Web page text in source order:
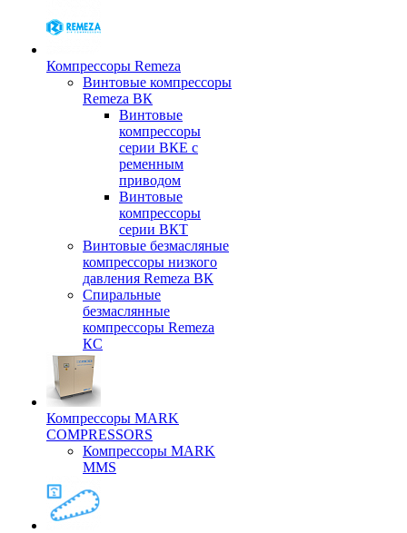
Компрессоры Remeza
Винтовые компрессоры
Remeza ВК
Винтовые
компрессоры
серии ВКЕ с
ременным
приводом
Винтовые
компрессоры
серии ВКТ
Винтовые безмасляные
компрессоры низкого
давления Remeza ВК
Спиральные
безмаслянные
компрессоры Remeza
КС
Компрессоры MARK
COMPRESSORS
Компрессоры MARK
MMS